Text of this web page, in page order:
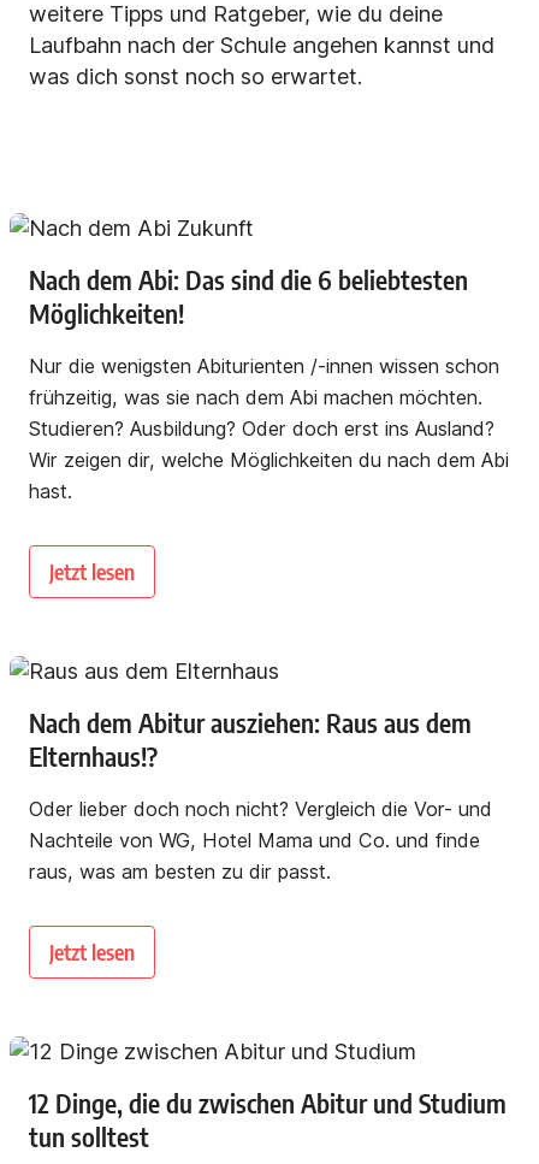
weitere Tipps und Ratgeber, wie du deine
Laufbahn nach der Schule angehen kannst und
was dich sonst noch so erwartet.
Nach dem Abi: Das sind die 6 beliebtesten
Möglichkeiten!
Nur die wenigsten Abiturienten /-innen wissen schon
frühzeitig, was sie nach dem Abi machen möchten.
Studieren? Ausbildung? Oder doch erst ins Ausland?
Wir zeigen dir, welche Möglichkeiten du nach dem Abi
hast.
Jetzt lesen
Nach dem Abitur ausziehen: Raus aus dem
Elternhaus!?
Oder lieber doch noch nicht? Vergleich die Vor- und
Nachteile von WG, Hotel Mama und Co. und finde
raus, was am besten zu dir passt.
Jetzt lesen
12 Dinge, die du zwischen Abitur und Studium
tun solltest